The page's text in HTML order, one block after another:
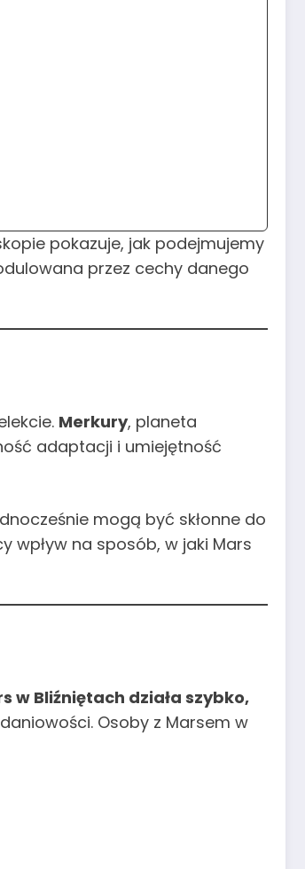
pokazuje, jak podejmujemy
przez cechy danego
Merkury, planeta
adaptacji i umiejętność
mogą być skłonne do
wpływ na sposób, w jaki Mars
w Bliźniętach działa szybko,
Osoby z Marsem w